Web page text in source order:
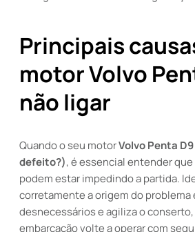
Principais
motor Volvo
não ligar
Quando o seu motorVolvo Penta
defeito?), é essencial entender
podem estar impedindo a partida.
corretamente a origem do
desnecessários e agiliza o
embarcação volte a operar com